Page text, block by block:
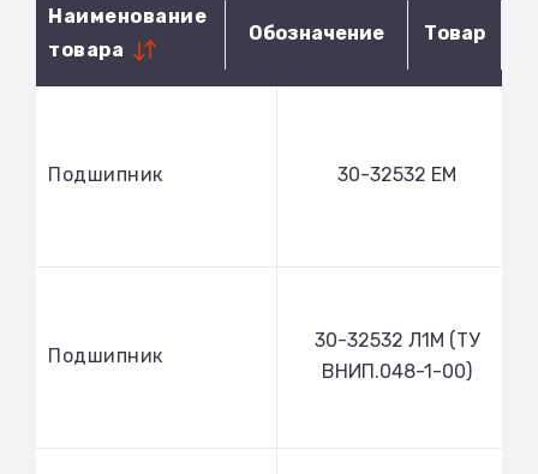
Наименование
товара
Обозначение Товар
Подшипник 30-32532 ЕМ
Подшипник
30-32532 Л1М (ТУ
ВНИП.048-1-00)